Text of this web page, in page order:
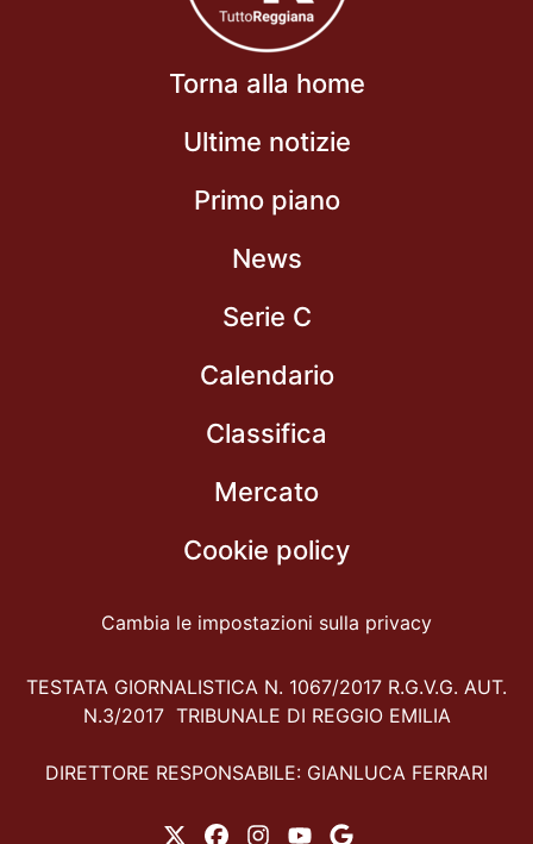
Torna alla home
Ultime notizie
Primo piano
News
Serie C
Calendario
Classifica
Mercato
Cookie policy
Cambia le impostazioni sulla privacy
TESTATA GIORNALISTICA N. 1067/2017 R.G.V.G. AUT.
N.3/2017 TRIBUNALE DI REGGIO EMILIA
DIRETTORE RESPONSABILE: GIANLUCA FERRARI